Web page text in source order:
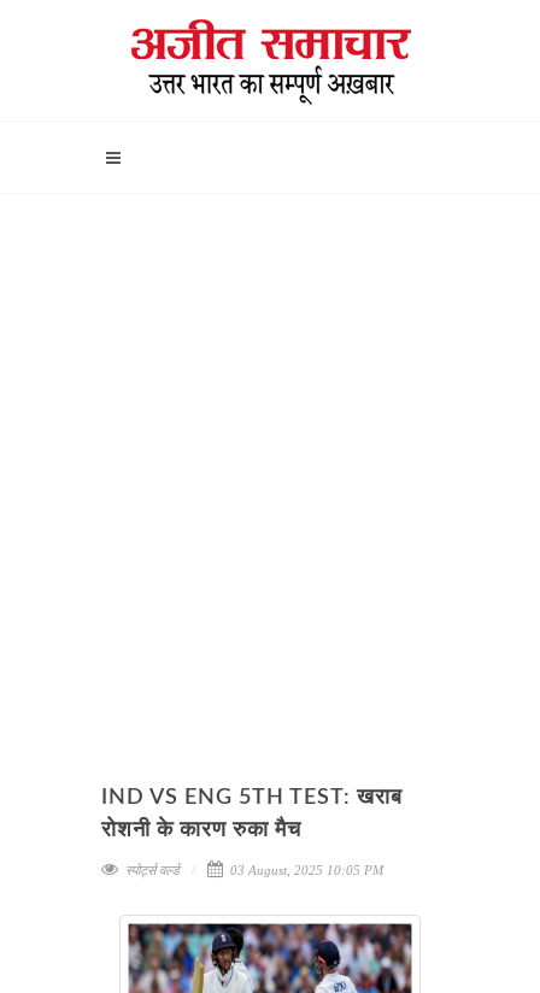
IND VS ENG 5TH TEST: खराब
रोशनी के कारण रुका मैच
स्पोर्ट्स वर्ल्ड 03 August, 2025 10:05 PM